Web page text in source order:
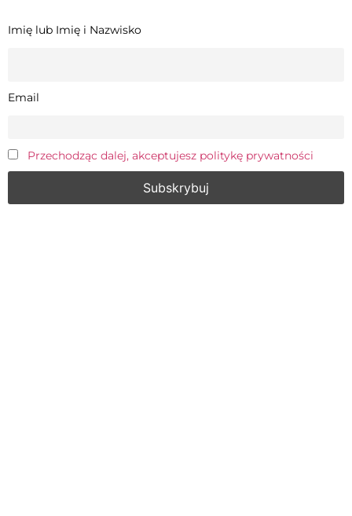
Imię lub Imię i Nazwisko
Email
Przechodząc dalej, akceptujesz politykę prywatności